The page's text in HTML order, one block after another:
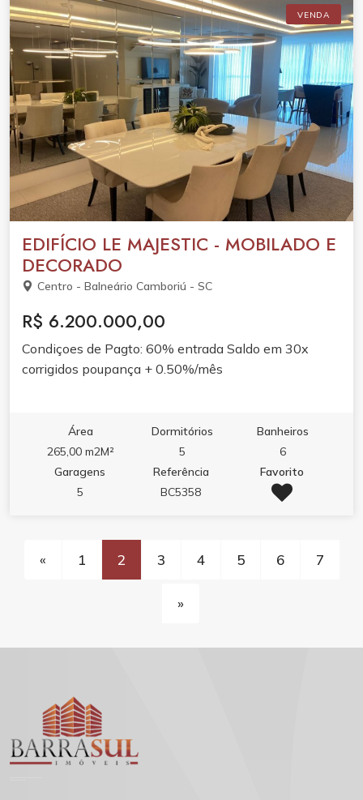
VENDA
EDIFÍCIO LE MAJESTIC - MOBILADO E
DECORADO
Centro - Balneário Camboriú - SC
R$ 6.200.000,00
Condiçoes de Pagto: 60% entrada Saldo em 30x
corrigidos poupança + 0.50%/mês
Área
265,00 m2M²
Dormitórios
5
Banheiros
6
Garagens
5
Referência
BC5358
Favorito
« 1 2 3 4 5 6 7
»